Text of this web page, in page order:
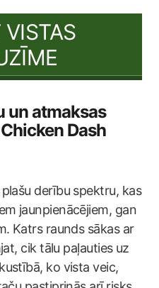
VISTAS
un atmaksas
Dash
derību spektru, kas
jaunpienācējiem, gan
Katrs raunds sākas ar
cik tālu paļauties uz
ko vista veic,